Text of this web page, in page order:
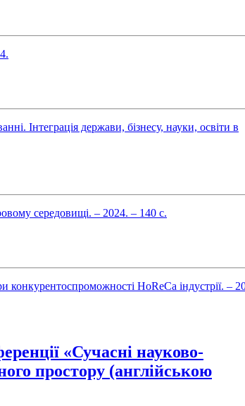
Інтеграція держави, бізнесу, науки, освіти в
середовищі. – 2024. – 140 с.
HoReCa індустрії. –
«Сучасні науково-
простору (англійською